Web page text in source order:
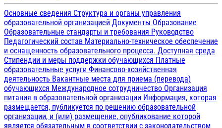
Основные сведения Структура и органы управления
образовательной организацией Документы Образование
Образовательные стандарты и требования Руководство
Педагогический состав Материально-техническое обеспечение
и оснащенность образовательного процесса. Доступная среда
Стипендии и меры поддержки обучающихся Платные
образовательные услуги Финансово-хозяйственная
деятельность Вакантные места для приема (перевода)
обучающихся Международное сотрудничество Организация
питания в образовательной организации Информация, которая
размещается, публикуется по решению образовательной
организации, и (или) размещение, опубликование которой
является обязательным в соответствии с законодательством